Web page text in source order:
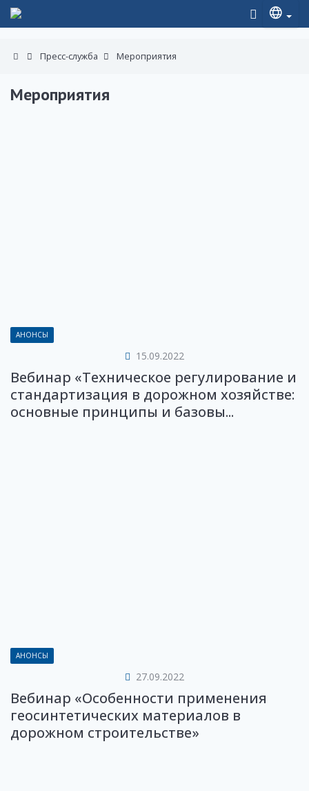
Пресс-служба Мероприятия
Мероприятия
АНОНСЫ
15.09.2022
Вебинар «Техническое регулирование и
стандартизация в дорожном хозяйстве:
основные принципы и базовы...
АНОНСЫ
27.09.2022
Вебинар «Особенности применения
геосинтетических материалов в
дорожном строительстве»